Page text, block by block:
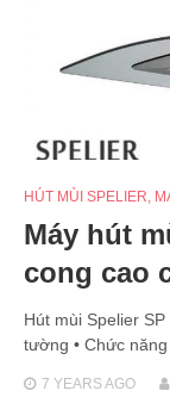
HÚT MÙI SPELIER
Máy hút
cong cao
Hút mùi Spelier
tường • Chức
7 YEARSAGO